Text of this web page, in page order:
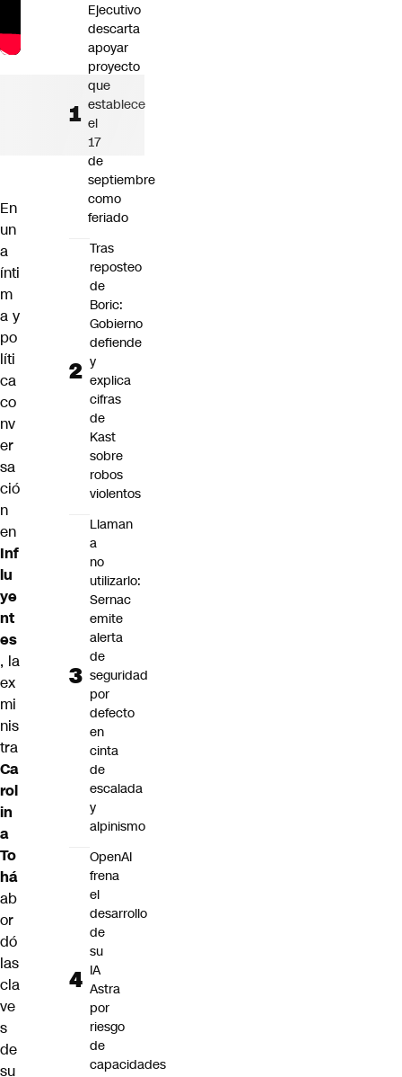
En
un
a
ínti
m
a y
po
líti
ca
co
nv
er
sa
ció
n
en
Inf
lu
ye
nt
es
, la
ex
mi
nis
tra
Ca
rol
in
a
To
há
ab
or
dó
las
cla
ve
s
de
su
Ejecutivo
descarta
apoyar
proyecto
que
establece
el
17
de
septiembre
como
feriado
Tras
reposteo
de
Boric:
Gobierno
defiende
y
explica
cifras
de
Kast
sobre
robos
violentos
Llaman
a
no
utilizarlo:
Sernac
emite
alerta
de
seguridad
por
defecto
en
cinta
de
escalada
y
alpinismo
OpenAI
frena
el
desarrollo
de
su
IA
Astra
por
riesgo
de
capacidades